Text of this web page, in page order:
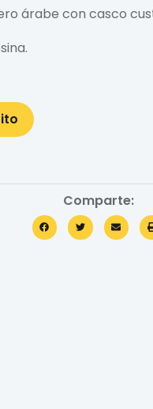
árabe con casco
Comparte: